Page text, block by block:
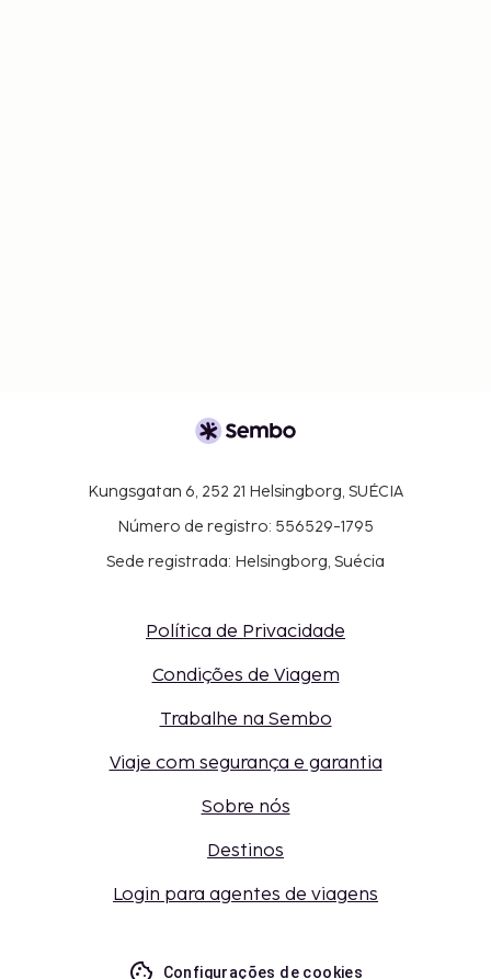
Kungsgatan 6, 252 21 Helsingborg, SUÉCIA
Número de registro: 556529-1795
Sede registrada: Helsingborg, Suécia
Política de Privacidade
Condições de Viagem
Trabalhe na Sembo
Viaje com segurança e garantia
Sobre nós
Destinos
Login para agentes de viagens
Configurações de cookies